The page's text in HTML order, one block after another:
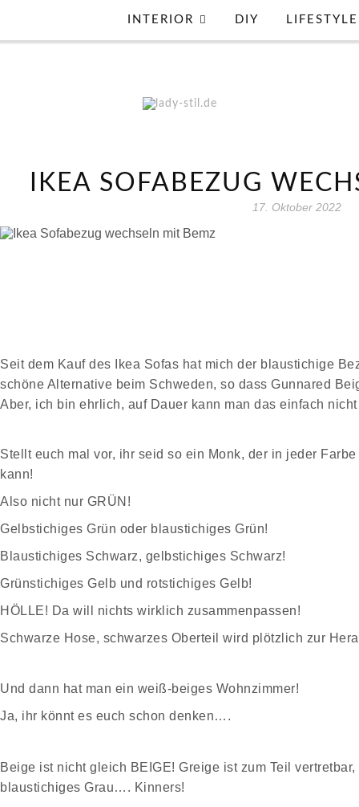
INTERIOR DIY LIFESTYLE
IKEA SOFABEZUG
17. Oktober 2022
Seit dem Kauf des Ikea Sofas hat mich der blaustichige
schöne Alternative beim Schweden, so dass Gunnared
Aber, ich bin ehrlich, auf Dauer kann man das einfach
Stellt euch mal vor, ihr seid so ein Monk, der in jeder
kann!
Also nicht nur GRÜN!
Gelbstichiges Grün oder blaustichiges Grün!
Blaustichiges Schwarz, gelbstichiges Schwarz!
Grünstichiges Gelb und rotstichiges Gelb!
HÖLLE! Da will nichts wirklich zusammenpassen!
Schwarze Hose, schwarzes Oberteil wird plötzlich zur
Und dann hat man ein weiß-beiges Wohnzimmer!
Ja, ihr könnt es euch schon denken….
Beige ist nicht gleich BEIGE! Greige ist zum Teil
blaustichiges Grau…. Kinners!